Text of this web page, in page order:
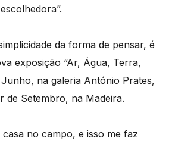
da forma de pensar, é
exposição “Ar, Água, Terra,
Junho, na galeria António Prates,
de Setembro, na Madeira.
no campo, e isso me faz